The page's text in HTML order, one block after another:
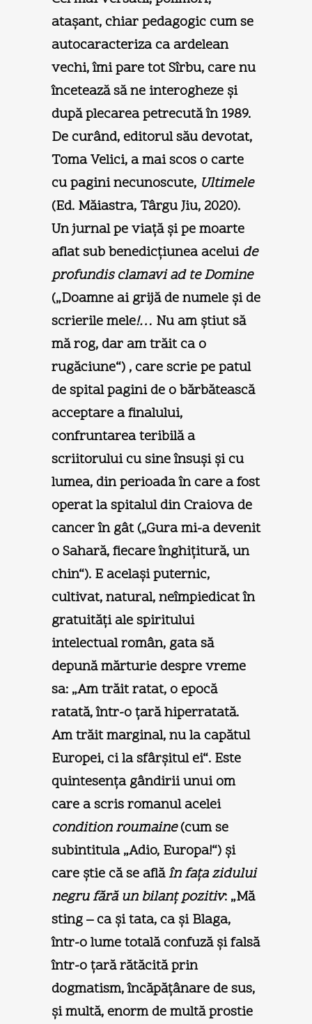
ataşant, chiar pedagogic cum se
autocaracteriza ca ardelean
vechi, îmi pare tot Sîrbu, care nu
încetează să ne interogheze şi
după plecarea petrecută în 1989.
De curând, editorul său devotat,
Toma Velici, a mai scos o carte
cu pagini necunoscute, Ultimele
(Ed. Măiastra, Târgu Jiu, 2020).
Un jurnal pe viaţă şi pe moarte
aflat sub benedicţiunea aceluide
profundis clamavi ad te Domine
(„Doamne ai grijă de numele şi de
scrierile mele!… Nu am ştiut să
mă rog, dar am trăit ca o
rugăciune“) , care scrie pe patul
de spital pagini de o bărbătească
acceptare a finalului,
confruntarea teribilă a
scriitorului cu sine însuşi şi cu
lumea, din perioada în care a fost
operat la spitalul din Craiova de
cancer în gât („Gura mi-a devenit
o Sahară, fiecare înghiţitură, un
chin“). E acelaşi puternic,
cultivat, natural, neîmpiedicat în
gratuităţi ale spiritului
intelectual român, gata să
depună mărturie despre vreme
sa: „Am trăit ratat, o epocă
ratată, într-o ţară hiperratată.
Am trăit marginal, nu la capătul
Europei, ci la sfârşitul ei“. Este
quintesenţa gândirii unui om
care a scris romanul acelei
condition roumaine(cum se
subintitula „Adio, Europa!“) şi
care ştie că se aflăîn faţa zidului
negru fără un bilanţ pozitiv: „Mă
sting – ca şi tata, ca şi Blaga,
într-o lume totală confuză şi falsă
într-o ţară rătăcită prin
dogmatism, încăpăţânare de sus,
şi multă, enorm de multă prostie